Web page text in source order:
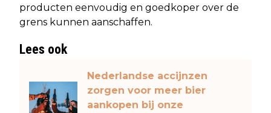
producten eenvoudig en goedkoper over de
grens kunnen aanschaffen.
Lees ook
Nederlandse accijnzen
zorgen voor meer bier
aankopen bij onze